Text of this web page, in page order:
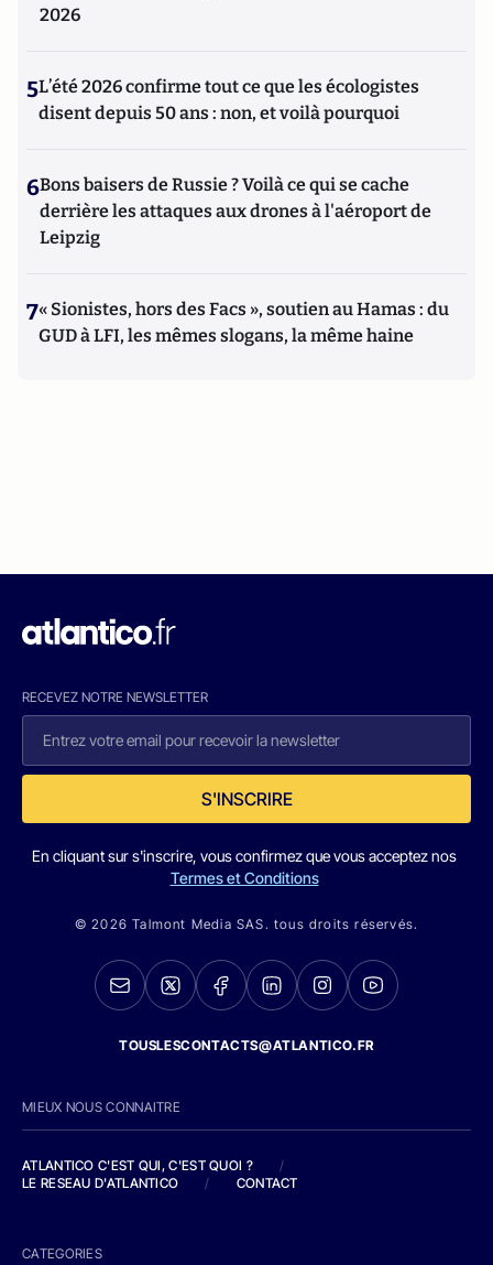
2026
5L’été 2026 confirme tout ce que les écologistes
disent depuis 50 ans : non, et voilà pourquoi
6Bons baisers de Russie ? Voilà ce qui se cache
derrière les attaques aux drones à l'aéroport de
Leipzig
7« Sionistes, hors des Facs », soutien au Hamas : du
GUD à LFI, les mêmes slogans, la même haine
RECEVEZ NOTRE NEWSLETTER
S'INSCRIRE
En cliquant sur s'inscrire, vous confirmez que vous acceptez nos
Termes et Conditions
© 2026 Talmont Media SAS. tous droits réservés.
TOUSLESCONTACTS@ATLANTICO.FR
MIEUX NOUS CONNAITRE
ATLANTICO C'EST QUI, C'EST QUOI ?
/
LE RESEAU D'ATLANTICO
/ CONTACT
CATEGORIES